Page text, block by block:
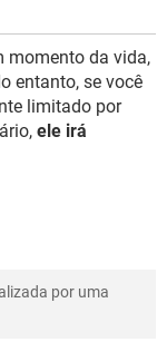
momento da vida,
entanto, se você
limitado por
ele irá
por uma